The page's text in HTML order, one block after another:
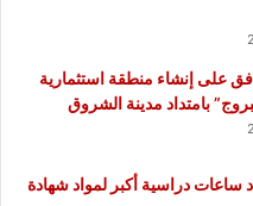
على إنشاء منطقة استثمارية
بامتداد مدينة الشروق
ساعات دراسية أكبر لمواد شهادة